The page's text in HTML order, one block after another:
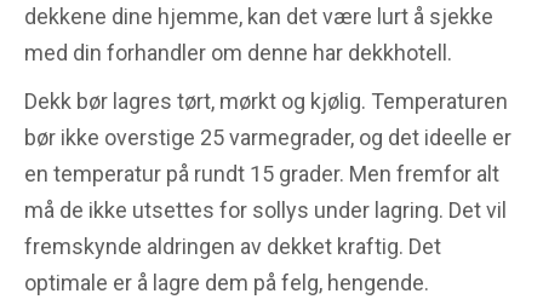
dekkene dine hjemme, kan det være lurt å sjekke
med din forhandler om denne har dekkhotell.
Dekk bør lagres tørt, mørkt og kjølig. Temperaturen
bør ikke overstige 25 varmegrader, og det ideelle er
en temperatur på rundt 15 grader. Men fremfor alt
må de ikke utsettes for sollys under lagring. Det vil
fremskynde aldringen av dekket kraftig. Det
optimale er å lagre dem på felg, hengende.